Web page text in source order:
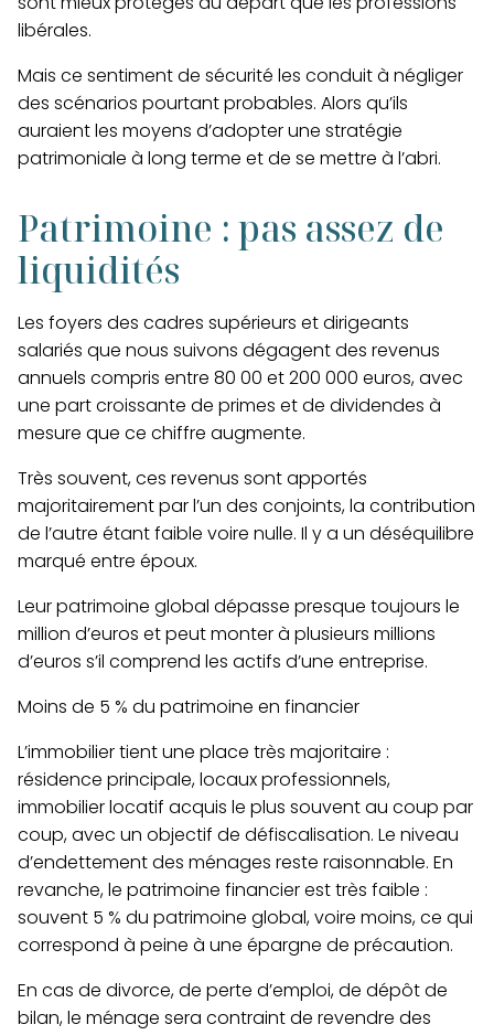
libérales.
Mais ce sentiment de sécurité les conduit à négliger
des scénarios pourtant probables. Alors qu’ils
auraient les moyens d’adopter une stratégie
patrimoniale à long terme et de se mettre à l’abri.
Patrimoine : pas assez de
liquidités
Les foyers des cadres supérieurs et dirigeants
salariés que nous suivons dégagent des revenus
annuels compris entre 80 00 et 200 000 euros, avec
une part croissante de primes et de dividendes à
mesure que ce chiffre augmente.
Très souvent, ces revenus sont apportés
majoritairement par l’un des conjoints, la contribution
de l’autre étant faible voire nulle. Il y a un déséquilibre
marqué entre époux.
Leur patrimoine global dépasse presque toujours le
million d’euros et peut monter à plusieurs millions
d’euros s’il comprend les actifs d’une entreprise.
Moins de 5 % du patrimoine en financier
L’immobilier tient une place très majoritaire :
résidence principale, locaux professionnels,
immobilier locatif acquis le plus souvent au coup par
coup, avec un objectif de défiscalisation. Le niveau
d’endettement des ménages reste raisonnable. En
revanche,le patrimoine financier est très faible :
souvent 5 % du patrimoine global, voire moins, ce qui
correspond à peine à une épargne de précaution.
En cas de divorce, de perte d’emploi, de dépôt de
bilan,le ménage sera contraint de revendre des